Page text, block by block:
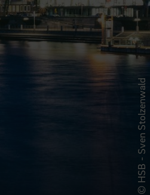
© HSB - Sven Stolzenwald